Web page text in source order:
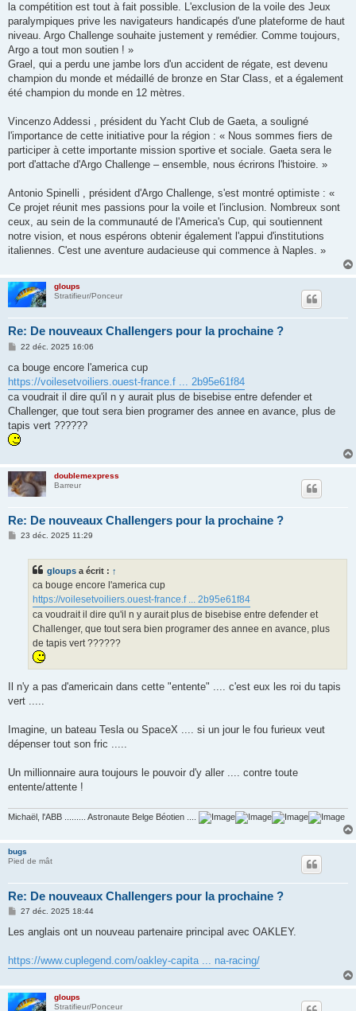
la compétition est tout à fait possible. L'exclusion de la voile des Jeux
paralympiques prive les navigateurs handicapés d'une plateforme de haut
niveau. Argo Challenge souhaite justement y remédier. Comme toujours,
Argo a tout mon soutien ! »
Grael, qui a perdu une jambe lors d'un accident de régate, est devenu
champion du monde et médaillé de bronze en Star Class, et a également
été champion du monde en 12 mètres.
Vincenzo Addessi , président du Yacht Club de Gaeta, a souligné
l'importance de cette initiative pour la région : « Nous sommes fiers de
participer à cette importante mission sportive et sociale. Gaeta sera le
port d'attache d'Argo Challenge – ensemble, nous écrirons l'histoire. »
Antonio Spinelli , président d'Argo Challenge, s'est montré optimiste : «
Ce projet réunit mes passions pour la voile et l'inclusion. Nombreux sont
ceux, au sein de la communauté de l'America's Cup, qui soutiennent
notre vision, et nous espérons obtenir également l'appui d'institutions
italiennes. C'est une aventure audacieuse qui commence à Naples. »
gloups
Stratifieur/Ponceur
Re: De nouveaux Challengers pour la prochaine ?
M
s
a
g
e
22 déc. 2025 16:06
ca bouge encore l'america cup
https://voilesetvoiliers.ouest-france.f ... 2b95e61f84
ca voudrait il dire qu'il n y aurait plus de bisebise entre defender et
Challenger, que tout sera bien programer des annee en avance, plus de
tapis vert ??????
doublemexpress
Barreur
Re: De nouveaux Challengers pour la prochaine ?
M23 déc. 2025 11:29
gloups a écrit : ↑
ca bouge encore l'america cup
https://voilesetvoiliers.ouest-france.f ... 2b95e61f84
ca voudrait il dire qu'il n y aurait plus de bisebise entre defender et
Challenger, que tout sera bien programer des annee en avance, plus
de tapis vert ??????
Il n'y a pas d'americain dans cette "entente" .... c'est eux les roi du tapis
vert .....
Imagine, un bateau Tesla ou SpaceX .... si un jour le fou furieux veut
dépenser tout son fric .....
Un millionnaire aura toujours le pouvoir d'y aller .... contre toute
entente/attente !
Michaël, l'ABB ......... Astronaute Belge Béotien ....
bugs
Pied de mât
Re: De nouveaux Challengers pour la prochaine ?
M
s
g
e
27 déc. 2025 18:44
Les anglais ont un nouveau partenaire principal avec OAKLEY.
https://www.cuplegend.com/oakley-capita ... na-racing/
gloups
Stratifieur/Ponceur